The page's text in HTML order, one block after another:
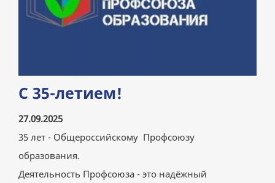
С 35-летием!
27.09.2025
35 лет - Общероссийскому Профсоюзу
образования.
Деятельность Профсоюза - это надёжный